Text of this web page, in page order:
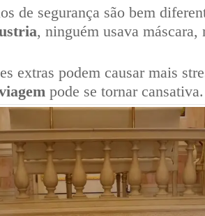
de segurança são bem
, ninguém usava máscara,
extras podem causar mais
pode se tornar cansativa.